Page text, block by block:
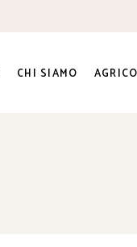
CHI SIAMO